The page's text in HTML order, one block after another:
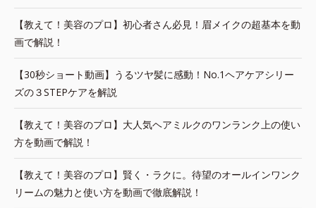
【教えて！美容のプロ】初心者さん必見！眉メイクの超基本を動
画で解説！
【30秒ショート動画】うるツヤ髪に感動！No.1ヘアケアシリー
ズの３STEPケアを解説
【教えて！美容のプロ】大人気ヘアミルクのワンランク上の使い
方を動画で解説！
【教えて！美容のプロ】賢く・ラクに。待望のオールインワンク
リームの魅力と使い方を動画で徹底解説！